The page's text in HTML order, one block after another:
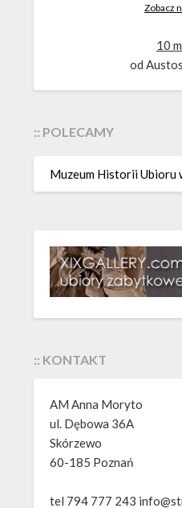
Zobacz
10
od
:: POLECAMY
Muzeum Historii Ubioru
:: KONTAKT
AM Anna Moryto
ul. Dębowa 36A
Skórzewo
60-185 Poznań
tel 794 777 243